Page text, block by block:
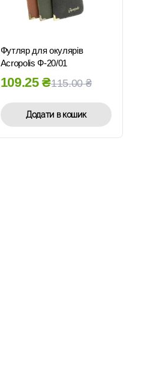
ШВИДКИЙ
Футляр для окулярів
Acropolis Ф-20/01
115.00₴
109.25₴
Додати в кошик